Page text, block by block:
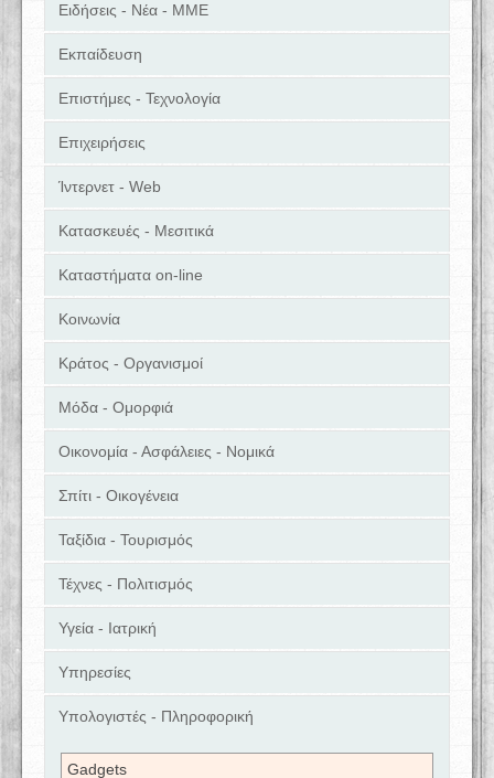
Ειδήσεις - Νέα - ΜΜΕ
Εκπαίδευση
Επιστήμες - Τεχνολογία
Επιχειρήσεις
Ίντερνετ - Web
Κατασκευές - Μεσιτικά
Καταστήματα on-line
Κοινωνία
Κράτος - Οργανισμοί
Μόδα - Ομορφιά
Οικονομία - Ασφάλειες - Νομικά
Σπίτι - Οικογένεια
Ταξίδια - Τουρισμός
Τέχνες - Πολιτισμός
Υγεία - Ιατρική
Υπηρεσίες
Υπολογιστές - Πληροφορική
Gadgets